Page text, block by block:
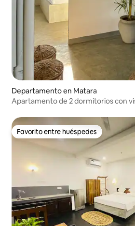
Departamento en Matara
Apartamento de 2 dormitorios con
Favorito entre huéspedes
Favorito entre huéspedes